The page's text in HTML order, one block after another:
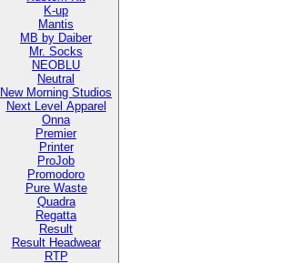
K-up
Mantis
MB by Daiber
Mr. Socks
NEOBLU
Neutral
New Morning Studios
Next Level Apparel
Onna
Premier
Printer
ProJob
Promodoro
Pure Waste
Quadra
Regatta
Result
Result Headwear
RTP